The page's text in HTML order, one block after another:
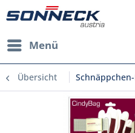
Menü
Übersicht